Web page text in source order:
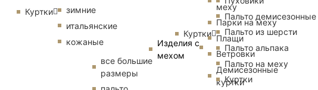
Изделия с
мехом
меху
Парки на меху
Плащи
Ветровки
Демисезонные
куртки
Куртки
зимние
итальянские
кожаные
все большие
размеры
Куртки
Пальто демисезонные
Пальто из шерсти
Пальто альпака
Пальто на меху
Куртки